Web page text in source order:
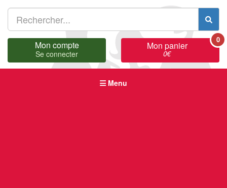
Mon compte
Se connecter
Mon panier
0€
0
Menu